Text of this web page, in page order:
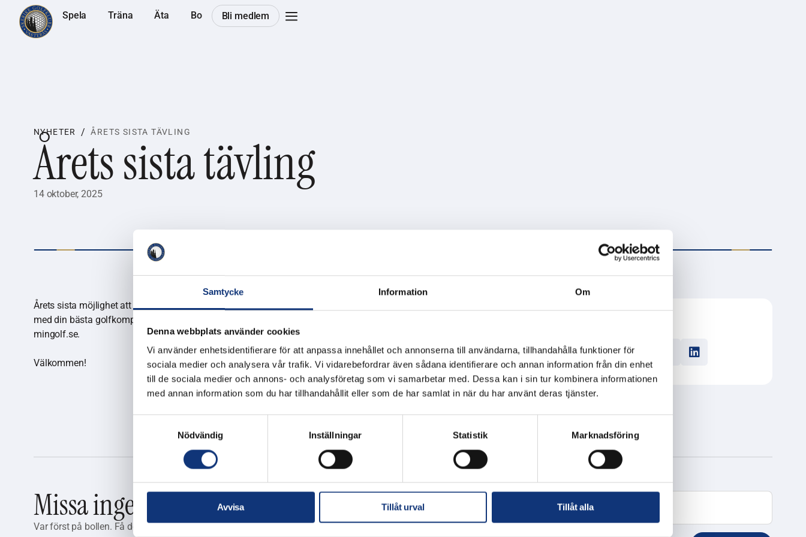
Samtycke Information Om
Denna webbplats använder cookies
Vi använder enhetsidentifierare för att anpassa innehållet och annonserna till användarna, tillhandahålla funktioner för
sociala medier och analysera vår trafik. Vi vidarebefordrar även sådana identifierare och annan information från din enhet
till de sociala medier och annons- och analysföretag som vi samarbetar med. Dessa kan i sin tur kombinera informationen
med annan information som du har tillhandahållit eller som de har samlat in när du har använt deras tjänster.
Nödvändig
Inställningar Statistik Marknadsföring
Avvisa Tillåt urval Tillåt alla
Spela Träna Äta Bo Bli medlem
NYHETER / ÅRETS SISTA TÄVLING
Årets sista tävling
14 oktober, 2025
Årets sista möjlighet att spela tävling hos oss. Vi kör en tvåmannascramble lördagen den 25/10 med kanonstart på förmiddagen. Ta
med din bästa golfkompis och avsluta säsongen på topp. Extratävling med närmast hål gäller som vanligt. Anmälan görs via
mingolf.se.
Välkommen!
Missa inget från Skerike
Var först på bollen. Få de senaste nyheterna, tävlingarna och erbjudandena från Skerike
E-post